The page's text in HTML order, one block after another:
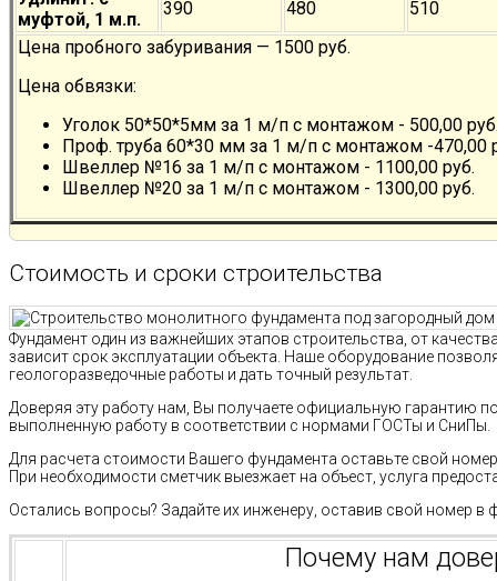
муфтой, 1 м.п.
390 480
510
Цена пробного забуривания — 1500 руб.
Цена обвязки:
Уголок 50*50*5мм за 1 м/п с монтажом - 500,00
Проф. труба 60*30 мм за 1 м/п с монтажом -470,00
Швеллер №16 за 1 м/п с монтажом - 1100,00 руб.
Швеллер №20 за 1 м/п с монтажом - 1300,00 руб.
Стоимость и сроки строительства
Фундамент один из важнейших этапов строительства, от
зависит срок эксплуатации объекта. Наше оборудование
геологоразведочные работы и дать точный результат.
Доверяя эту работу нам, Вы получаете официальную гарантию
выполненную работу в соответствии с нормами ГОСТы и СниПы.
Для расчета стоимости Вашего фундамента оставьте свой
При необходимости сметчик выезжает на объест, услуга
Остались вопросы? Задайте их инженеру, оставив свой номер в
Почему нам